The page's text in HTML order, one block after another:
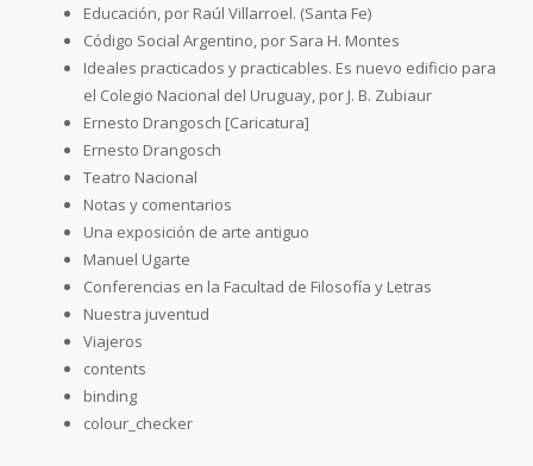
Educación, por Raúl Villarroel. (Santa Fe)
Código Social Argentino, por Sara H. Montes
Ideales practicados y practicables. Es nuevo edificio para
el Colegio Nacional del Uruguay, por J. B. Zubiaur
Ernesto Drangosch [Caricatura]
Ernesto Drangosch
Teatro Nacional
Notas y comentarios
Una exposición de arte antiguo
Manuel Ugarte
Conferencias en la Facultad de Filosofía y Letras
Nuestra juventud
Viajeros
contents
binding
colour_checker